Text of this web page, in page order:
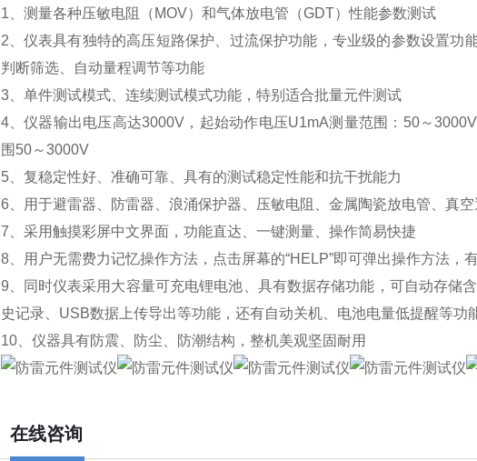
1、测量各种压敏电阻（MOV）和气体放电管（GDT）性能参数测试
2、仪表具有独特的高压短路保护、过流保护功能，专业级的参数设置功
判断筛选、自动量程调节等功能
3、单件测试模式、连续测试模式功能，特别适合批量元件测试
4、仪器输出电压高达3000V，起始动作电压U1mA测量范围：50～
围50～3000V
5、复稳定性好、准确可靠、具有的测试稳定性能和抗干扰能力
6、用于避雷器、防雷器、浪涌保护器、压敏电阻、金属陶瓷放电管、真
7、采用触摸彩屏中文界面，功能直达、一键测量、操作简易快捷
8、用户无需费力记忆操作方法，点击屏幕的“HELP”即可弹出操作方法，
9、同时仪表采用大容量可充电锂电池、具有数据存储功能，可自动存储
史记录、USB数据上传导出等功能，还有自动关机、电池电量低提醒等功
10、仪器具有防震、防尘、防潮结构，整机美观坚固耐用
在线咨询